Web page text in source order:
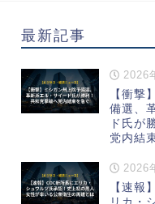
最新記事
2026
【衝撃
備選、
ド氏が
党内結
2026
【速報